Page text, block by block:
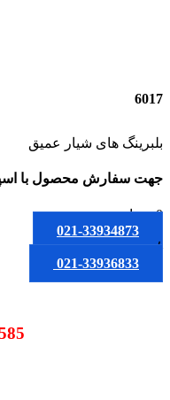
6017
بلبرینگ های شیار عمیق
جهت سفارش محصول با
0 تومان
021-33934873
یا
021-33936833